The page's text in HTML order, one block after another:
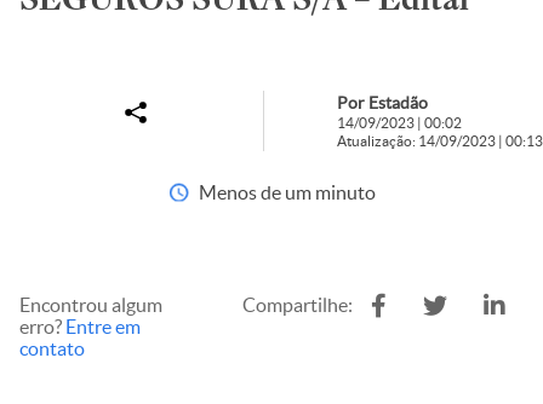
Por Estadão
14/09/2023 | 00:02
Atualização: 14/09/2023 | 00:13
Menos de um minuto
Encontrou algum
erro? Entre em
contato
Compartilhe: